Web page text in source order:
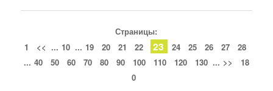
Страницы:
1
<< ... 10 ... 19 20 21 22 23 24 25 26 27
28
... 40 50 60 70 80 90 100 110 120 130 ... >>
18
0